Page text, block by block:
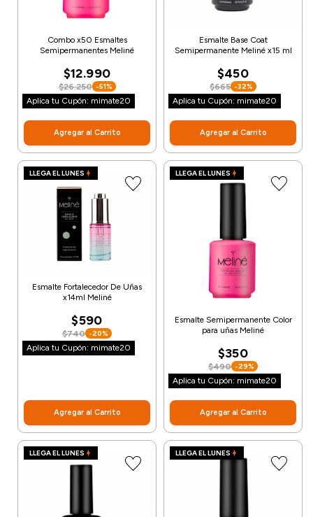
Combo x50 Esmaltes
Semipermanentes Meliné
$12.990
$26.250 -51%
Aplica tu Cupón: mimate20
Agregar al Carrito
Esmalte Base Coat
Semipermanente Meliné x15 ml
$450
$665 -32%
Aplica tu Cupón: mimate20
Agregar al Carrito
LLEGA EL LUNES
Esmalte Fortalecedor De Uñas
x14ml Meliné
$590
$740 -20%
Aplica tu Cupón: mimate20
Agregar al Carrito
LLEGA EL LUNES
Esmalte Semipermanente Color
para uñas Meliné
$350
$490 -29%
Aplica tu Cupón: mimate20
Agregar al Carrito
LLEGA EL LUNES LLEGA EL LUNES